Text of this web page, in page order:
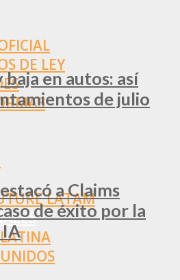
DE LEY
LATAM
en autos: así
de julio
a Claims
de éxito por la
IA